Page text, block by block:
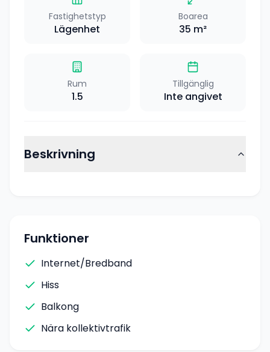
Fastighetstyp
Lägenhet
Boarea
35 m²
Rum
1.5
Tillgänglig
Inte angivet
Beskrivning
Funktioner
Internet/Bredband
Hiss
Balkong
Nära kollektivtrafik